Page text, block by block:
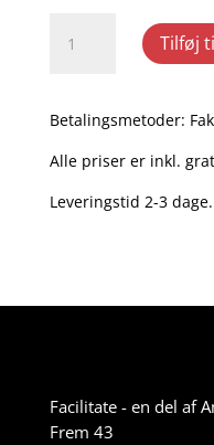
gode
mødelederen
(gratis
antal
Tilføj
Betalingsmetoder:
Alle priser er inkl.
Leveringstid 2-3 dage.
Facilitate - en del af
Frem 43